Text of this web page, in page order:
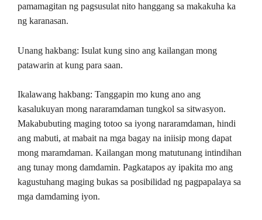
pamamagitan ng pagsusulat nito hanggang sa makakuha ka
ng karanasan.
Unang hakbang: Isulat kung sino ang kailangan mong
patawarin at kung para saan.
Ikalawang hakbang: Tanggapin mo kung ano ang
kasalukuyan mong nararamdaman tungkol sa sitwasyon.
Makabubuting maging totoo sa iyong nararamdaman, hindi
ang mabuti, at mabait na mga bagay na iniisip mong dapat
mong maramdaman. Kailangan mong matutunang intindihan
ang tunay mong damdamin. Pagkatapos ay ipakita mo ang
kagustuhang maging bukas sa posibilidad ng pagpapalaya sa
mga damdaming iyon.